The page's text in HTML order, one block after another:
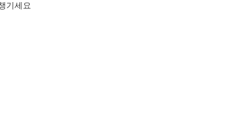
기세요